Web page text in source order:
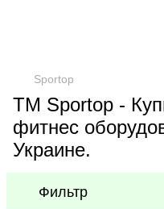
Sportop
TM Sportop -
фитнес
Украине.
Фильтр